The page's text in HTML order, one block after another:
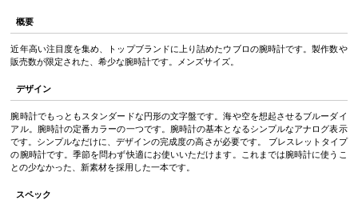
概要
近年高い注目度を集め、トップブランドに上り詰めたウブロの腕時計です。製作数や
販売数が限定された、希少な腕時計です。メンズサイズ。
デザイン
腕時計でもっともスタンダードな円形の文字盤です。海や空を想起させるブルーダイ
アル。腕時計の定番カラーの一つです。腕時計の基本となるシンプルなアナログ表示
です。シンプルなだけに、デザインの完成度の高さが必要です。 ブレスレットタイプ
の腕時計です。季節を問わず快適にお使いいただけます。これまでは腕時計に使うこ
との少なかった、新素材を採用した一本です。
スペック